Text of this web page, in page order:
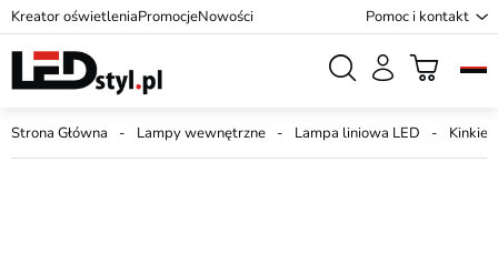
Kreator oświetleniaPromocjeNowości Pomoc i kontakt
Strona Główna Lampy wewnętrzne Lampa liniowa LED